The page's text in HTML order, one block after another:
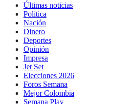
Últimas noticias
Política
Nación
Dinero
Deportes
Opinión
Impresa
Jet Set
Elecciones 2026
Foros Semana
Mejor Colombia
Semana Play